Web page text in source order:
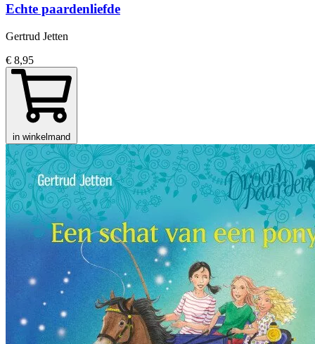
Echte paardenliefde
Gertrud Jetten
€ 8,95
in winkelmand